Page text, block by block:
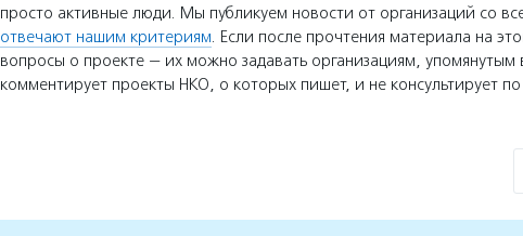
просто активные люди. Мы публикуем новости от организаций со
отвечают нашим критериям. Если после прочтения материала на
вопросы о проекте — их можно задавать организациям, упомянутым
комментирует проекты НКО, о которых пишет, и не консультирует